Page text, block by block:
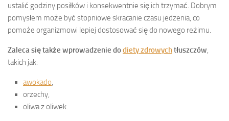
ustalić godziny posiłków i konsekwentnie się ich trzymać. Dobrym
pomysłem może być stopniowe skracanie czasu jedzenia, co
pomoże organizmowi lepiej dostosować się do nowego reżimu.
Zaleca się także wprowadzenie dodiety zdrowychtłuszczów,
takich jak:
awokado,
orzechy,
oliwa z oliwek.